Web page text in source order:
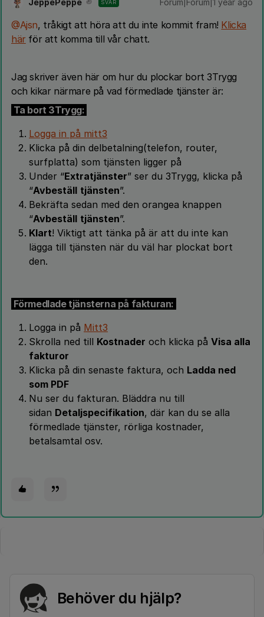
JeppePeppe SVAR Forum|Forum|1 year ago
@Ajsn, tråkigt att höra att du inte kommit fram! Klicka
här för att komma till vår chatt.
Jag skriver även här om hur du plockar bort 3Trygg
och kikar närmare på vad förmedlade tjänster är:
Ta bort 3Trygg:
Logga in på mitt3
Klicka på din delbetalning(telefon, router,
surfplatta) som tjänsten ligger på
Under “Extratjänster” ser du 3Trygg, klicka på
“Avbeställ tjänsten”.
Bekräfta sedan med den orangea knappen
“Avbeställ tjänsten”.
Klart! Viktigt att tänka på är att du inte kan
lägga till tjänsten när du väl har plockat bort
den.
Förmedlade tjänsterna på fakturan:
Logga in på Mitt3
Skrolla ned till Kostnader och klicka på Visa alla
fakturor
Klicka på din senaste faktura, och Ladda ned
som PDF
Nu ser du fakturan. Bläddra nu till
sidan Detaljspecifikation, där kan du se alla
förmedlade tjänster, rörliga kostnader,
betalsamtal osv.
Behöver du hjälp?